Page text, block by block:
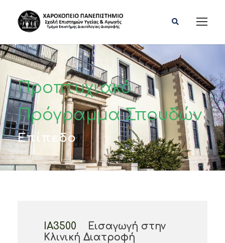
Προπτυχιακό
Πρόγραμμα Σπουδών
Επίπεδο
ΙΑ3500
Εισαγωγή στην
Κλινική Διατροφή